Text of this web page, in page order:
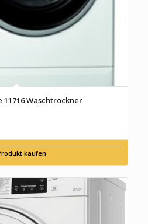
11716 Waschtrockner
kaufen